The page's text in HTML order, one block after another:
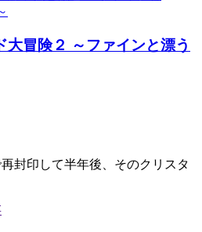
大冒険２ ～ファインと漂う
封印して半年後、そのクリスタ